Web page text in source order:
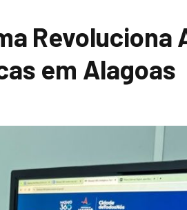
Revoluciona
em Alagoas